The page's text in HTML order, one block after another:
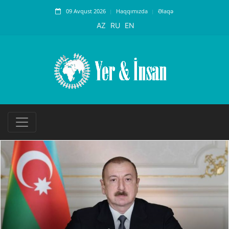
09 Avqust 2026 Haqqımızda Əlaqə
AZ RU EN